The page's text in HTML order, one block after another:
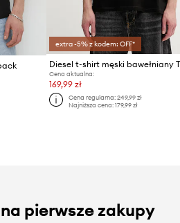
extra -5% z kodem: OFF*
Cena aktualna:
169,99 zł
Cena regularna: 249,99 zł
Najniższa cena: 179,99 zł
pierwsze zakupy